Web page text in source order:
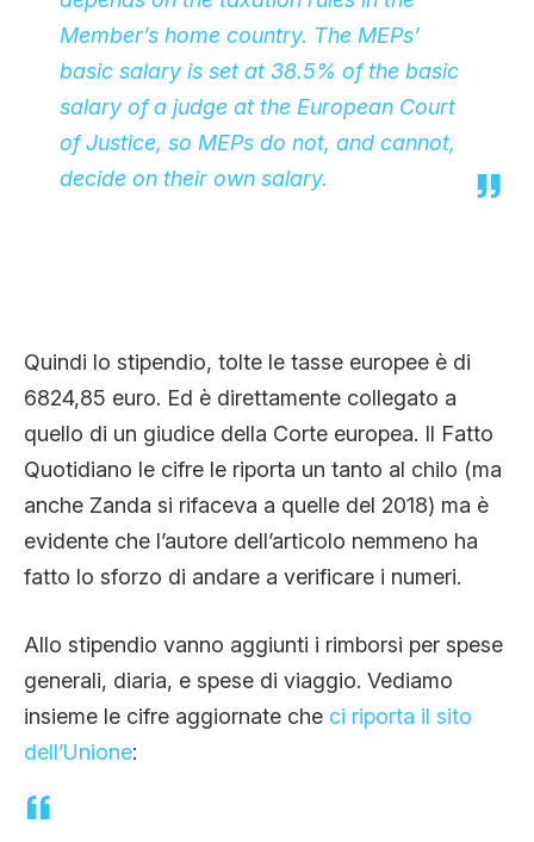
Member’s home country. The MEPs’
basic salary is set at 38.5% of the basic
salary of a judge at the European Court
of Justice, so MEPs do not, and cannot,
decide on their own salary.
Quindi lo stipendio, tolte le tasse europee è di
6824,85 euro. Ed è direttamente collegato a
quello di un giudice della Corte europea. Il Fatto
Quotidiano le cifre le riporta un tanto al chilo (ma
anche Zanda si rifaceva a quelle del 2018) ma è
evidente che l’autore dell’articolo nemmeno ha
fatto lo sforzo di andare a verificare i numeri.
Allo stipendio vanno aggiunti i rimborsi per spese
generali, diaria, e spese di viaggio. Vediamo
insieme le cifre aggiornate che ci riporta il sito
dell’Unione: